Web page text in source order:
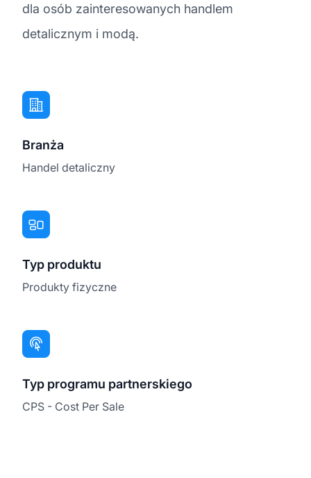
dla osób zainteresowanych handlem
detalicznym i modą.
Branża
Handel detaliczny
Typ produktu
Produkty fizyczne
Typ programu partnerskiego
CPS - Cost Per Sale